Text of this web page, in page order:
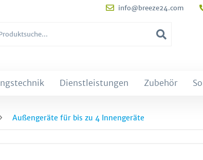
info@breeze24.com
Dienstleistungen Zubehör
Außengeräte für bis zu 4 Innengeräte